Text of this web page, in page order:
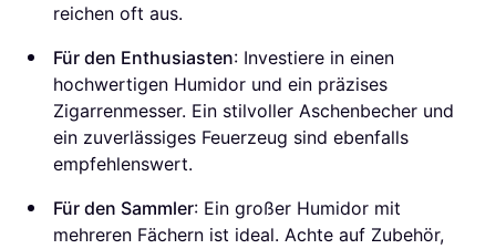
reichen oft aus.
Für den Enthusiasten: Investiere in einen
hochwertigen Humidor und ein präzises
Zigarrenmesser. Ein stilvoller Aschenbecher und
ein zuverlässiges Feuerzeug sind ebenfalls
empfehlenswert.
Für den Sammler: Ein großer Humidor mit
mehreren Fächern ist ideal. Achte auf Zubehör,